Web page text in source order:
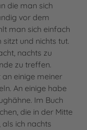
die man sich
vor dem
man sich einfach
und nichts tut.
nachts zu
zu treffen.
an einige meiner
An einige habe
Im Buch
die in der Mitte
ich nachts